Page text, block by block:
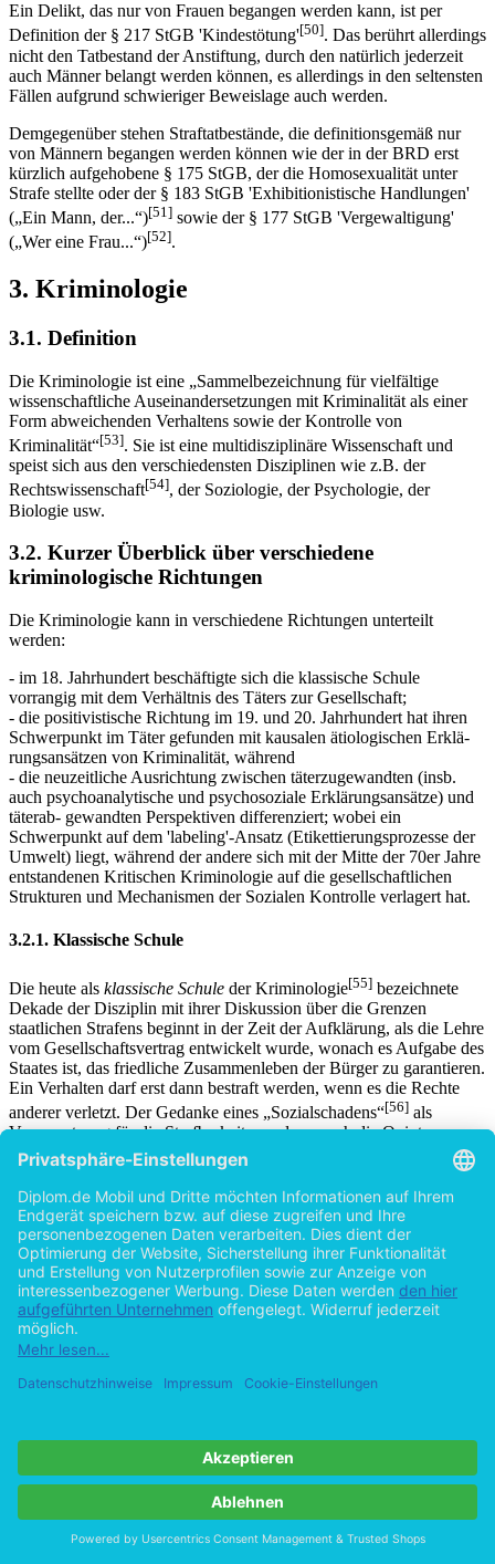
Ein Delikt, das nur von Frauen begangen werden kann, ist per
Definition der § 217 StGB 'Kindestötung'[50]. Das berührt allerdings
nicht den Tatbestand der Anstiftung, durch den natürlich jederzeit
auch Männer belangt werden können, es allerdings in den seltensten
Fällen aufgrund schwieriger Beweislage auch werden.
Demgegenüber stehen Straftatbestände, die definitionsgemäß nur
von Männern begangen werden können wie der in der BRD erst
kürzlich aufgehobene § 175 StGB, der die Homosexualität unter
Strafe stellte oder der § 183 StGB 'Exhibitionistische Handlungen'
(„Ein Mann, der...“)[51] sowie der § 177 StGB 'Vergewaltigung'
(„Wer eine Frau...“)[52].
3. Kriminologie
3.1. Definition
Die Kriminologie ist eine „Sammelbezeichnung für vielfältige
wissenschaftliche Auseinandersetzungen mit Kriminalität als einer
Form abweichenden Verhaltens sowie der Kontrolle von
Kriminalität“[53]. Sie ist eine multidisziplinäre Wissenschaft und
speist sich aus den verschiedensten Disziplinen wie z.B. der
Rechtswissenschaft[54], der Soziologie, der Psychologie, der
Biologie usw.
3.2. Kurzer Überblick über verschiedene
kriminologische Richtungen
Die Kriminologie kann in verschiedene Richtungen unterteilt
werden:
- im 18. Jahrhundert beschäftigte sich die klassische Schule
vorrangig mit dem Verhältnis des Täters zur Gesellschaft;
- die positivistische Richtung im 19. und 20. Jahrhundert hat ihren
Schwerpunkt im Täter gefunden mit kausalen ätiologischen Erklä-
rungsansätzen von Kriminalität, während
- die neuzeitliche Ausrichtung zwischen täterzugewandten (insb.
auch psychoanalytische und psychosoziale Erklärungsansätze) und
täterab- gewandten Perspektiven differenziert; wobei ein
Schwerpunkt auf dem 'labeling'-Ansatz (Etikettierungsprozesse der
Umwelt) liegt, während der andere sich mit der Mitte der 70er Jahre
entstandenen Kritischen Kriminologie auf die gesellschaftlichen
Strukturen und Mechanismen der Sozialen Kontrolle verlagert hat.
3.2.1. Klassische Schule
Die heute als klassische Schule der Kriminologie[55] bezeichnete
Dekade der Disziplin mit ihrer Diskussion über die Grenzen
staatlichen Strafens beginnt in der Zeit der Aufklärung, als die Lehre
vom Gesellschaftsvertrag entwickelt wurde, wonach es Aufgabe des
Staates ist, das friedliche Zusammenleben der Bürger zu garantieren.
Ein Verhalten darf erst dann bestraft werden, wenn es die Rechte
anderer verletzt. Der Gedanke eines „Sozialschadens“[56] als
Voraussetzung für die Strafbarkeit war denn auch die Quintessenz
des 1764 von Cesare Beccaria verfaßten bedeutendsten Werk der
klassischen Schule der Kriminologie: „Über Verbrechen und
Strafe“[57], das sich u.a. auf die philosophischen Gedankengebäude
seiner Zeitgenossen Montesquieu, Voltaire und Rousseau stützte.
Durch dieses Werk wurde der Weg geebnet, Verbrechen nicht mehr
durch religiöse Begriffe wie Sünde und Laster zu definieren,
sondern es sollten rechtsstaatliche Prinzipien wie 'keine Straftat und
keine Strafe ohne Gesetz' Beachtung finden[58] . Alle Prinzipien, die
wir heute mit dem Begriff eines Rechtsstaats verbinden wie z.B.
Willkürverbot für die Polizei, Abhängigkeit des Richters vom
Gesetz, öffentliche Gerichtsverhandlung, Unschuldsvermutung usw.
finden wir bei ihm vorformuliert [59].
Kriminologie verbunden werden, sind z.B. der englische Philosoph
und Reformer Jeremy Bentham oder sein Landsmann John
Howard [61] , der maßgebliche Reformanstöße durch sein Buch 'Der
Zustand der Strafanstalten in England und Wales' vermittelte,
infolgedessen sich die Freiheitsstrafe endgültig gegenüber
körperlichen Züchtigungen durchsetzte. Gerade auch die sozialen